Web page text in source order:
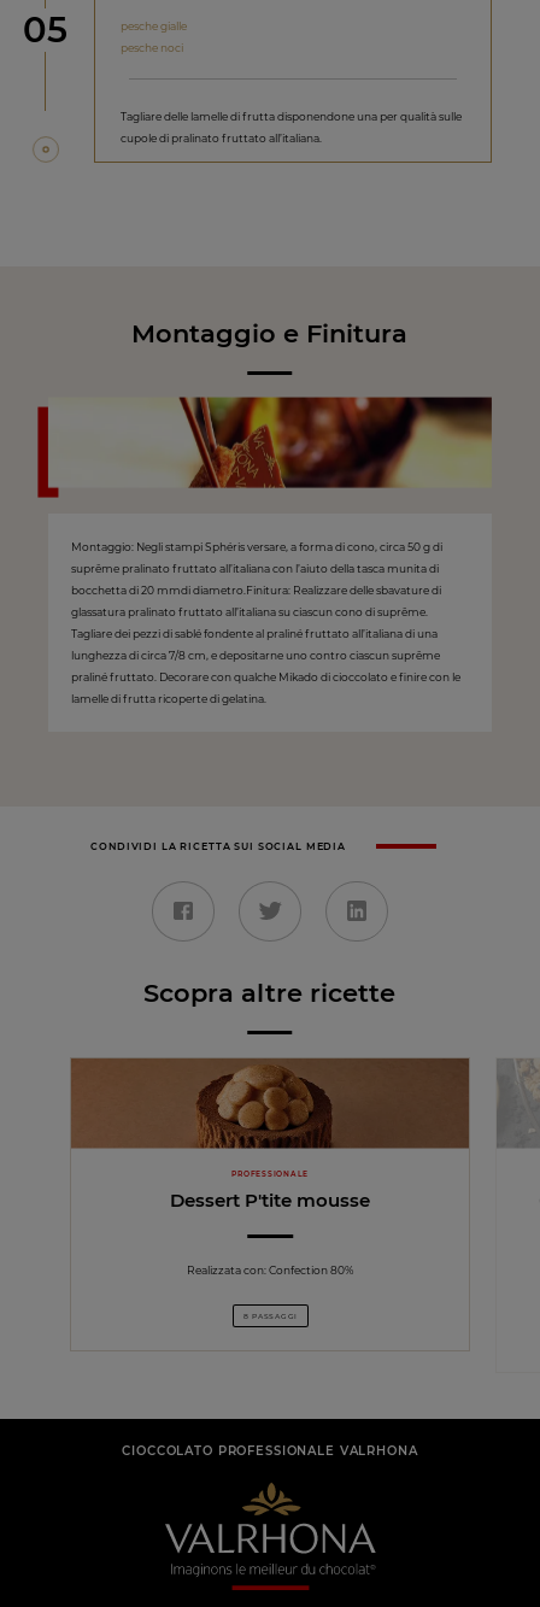
Step
05
pesche gialle
pesche noci
Tagliare delle lamelle di frutta disponendone una per qualità sulle
cupole di pralinato fruttato all’italiana.
Montaggio e Finitura
Montaggio: Negli stampi Sphéris versare, a forma di cono, circa 50 g di
suprême pralinato fruttato all’italiana con l’aiuto della tasca munita di
bocchetta di 20 mmdi diametro.Finitura: Realizzare delle sbavature di
glassatura pralinato fruttato all’italiana su ciascun cono di suprême.
Tagliare dei pezzi di sablé fondente al praliné fruttato all’italiana di una
lunghezza di circa 7/8 cm, e depositarne uno contro ciascun suprême
praliné fruttato. Decorare con qualche Mikado di cioccolato e finire con le
lamelle di frutta ricoperte di gelatina.
CONDIVIDI LA RICETTA SUI SOCIAL MEDIA
Scopra altre ricette
PROFESSIONALE
Dessert P'tite mousse
Realizzata con: Confection 80%
8 PASSAGGI
CIOCCOLATO PROFESSIONALE VALRHONA